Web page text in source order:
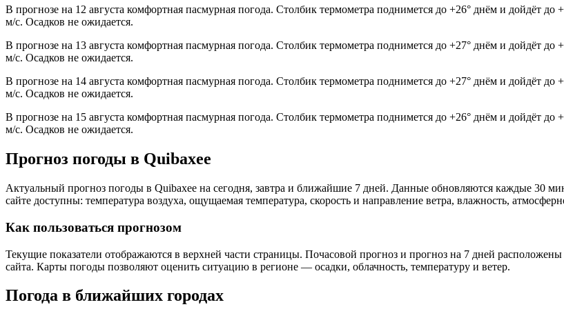
В прогнозе на 12 августа комфортная пасмурная погода. Столбик термометра поднимется до +26° днём и дойдёт
м/с. Осадков не ожидается.
В прогнозе на 13 августа комфортная пасмурная погода. Столбик термометра поднимется до +27° днём и дойдёт
м/с. Осадков не ожидается.
В прогнозе на 14 августа комфортная пасмурная погода. Столбик термометра поднимется до +27° днём и дойдёт
м/с. Осадков не ожидается.
В прогнозе на 15 августа комфортная пасмурная погода. Столбик термометра поднимется до +26° днём и дойдёт
м/с. Осадков не ожидается.
Прогноз погоды в Quibaxeе
Актуальный прогноз погоды в Quibaxeе на сегодня, завтра и ближайшие 7 дней. Данные обновляются каждые 30
сайте доступны: температура воздуха, ощущаемая температура, скорость и направление ветра, влажность,
Как пользоваться прогнозом
Текущие показатели отображаются в верхней части страницы. Почасовой прогноз и прогноз на 7 дней
сайта. Карты погоды позволяют оценить ситуацию в регионе — осадки, облачность, температуру и ветер.
Погода в ближайших городах